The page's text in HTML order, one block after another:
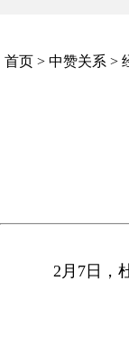
首页 > 中赞关系 >
2月7日，